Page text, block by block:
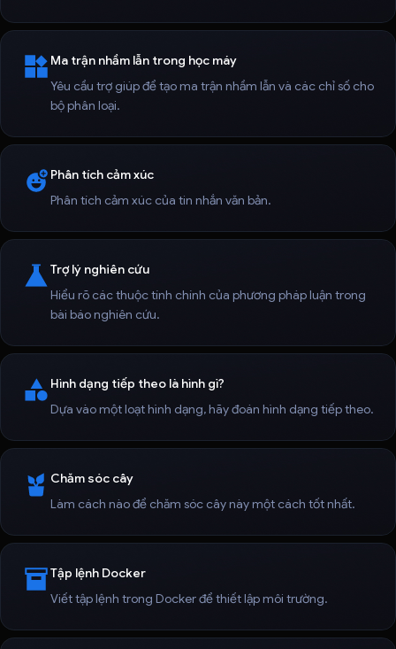
Ma trận nhầm lẫn trong học máy
Yêu cầu trợ giúp để tạo ma trận nhầm lẫn và các chỉ số cho
bộ phân loại.
Phân tích cảm xúc
Phân tích cảm xúc của tin nhắn văn bản.
Trợ lý nghiên cứu
Hiểu rõ các thuộc tính chính của phương pháp luận trong
bài báo nghiên cứu.
Hình dạng tiếp theo là hình gì?
Dựa vào một loạt hình dạng, hãy đoán hình dạng tiếp theo.
Chăm sóc cây
Làm cách nào để chăm sóc cây này một cách tốt nhất.
Tập lệnh Docker
Viết tập lệnh trong Docker để thiết lập môi trường.